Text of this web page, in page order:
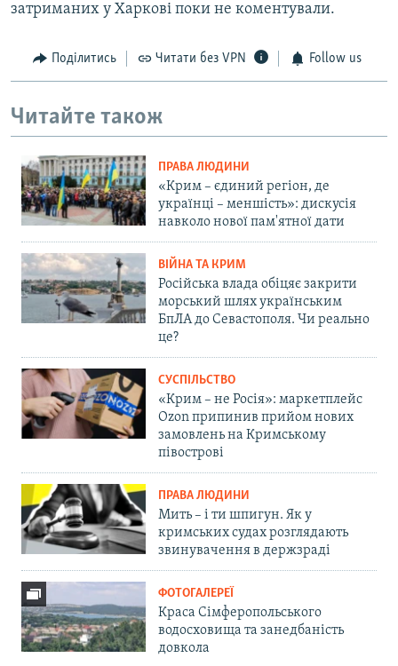
затриманих у Харкові поки не коментували.
Поділитись Читати без VPN Follow us
Читайте також
ПРАВА ЛЮДИНИ
«Крим – єдиний регіон, де
українці – меншість»: дискусія
навколо нової пам'ятної дати
ВІЙНА ТА КРИМ
Російська влада обіцяє закрити
морський шлях українським
БпЛА до Севастополя. Чи реально
це?
СУСПІЛЬСТВО
«Крим – не Росія»: маркетплейс
Ozon припинив прийом нових
замовлень на Кримському
півострові
ПРАВА ЛЮДИНИ
Мить – і ти шпигун. Як у
кримських судах розглядають
звинувачення в держзраді
ФОТОГАЛЕРЕЇ
Краса Сімферопольського
водосховища та занедбаність
довкола